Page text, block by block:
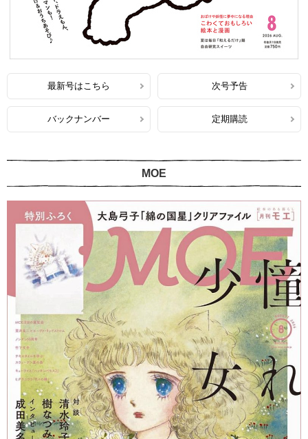
最新号はこちら 次号予告
バックナンバー 定期購読
MOE